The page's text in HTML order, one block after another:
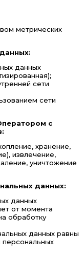
метрических
данных
сети
сети
с
хранение,
извлечение,
уничтожение
данных:
данных
от момента
обработку
данных равны
персональных